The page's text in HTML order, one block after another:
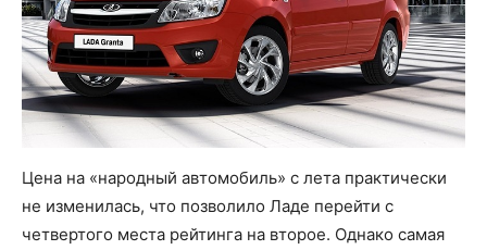
Цена на «народный автомобиль» с лета практически
не изменилась, что позволило Ладе перейти с
четвертого места рейтинга на второе. Однако самая